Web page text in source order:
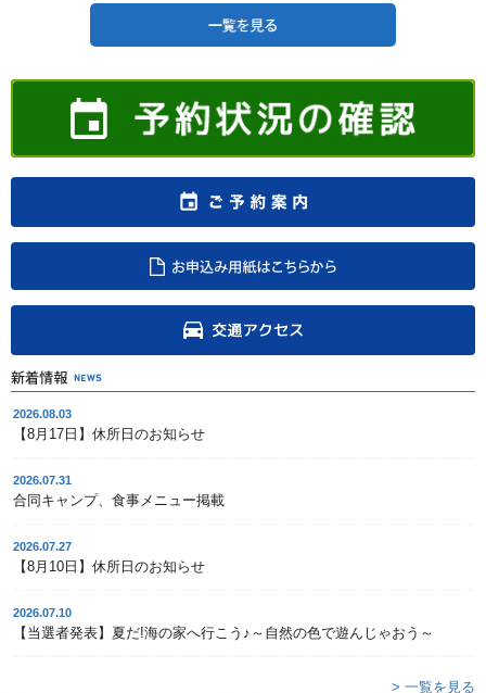
2026.08.03
【8月17日】休所日のお知らせ
2026.07.31
合同キャンプ、食事メニュー掲載
2026.07.27
【8月10日】休所日のお知らせ
2026.07.10
【当選者発表】夏だ!海の家へ行こう♪～自然の色で遊んじゃおう～
> 一覧を見る